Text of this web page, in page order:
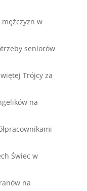
w
seniorów
Trójcy za
na
Świec w
na